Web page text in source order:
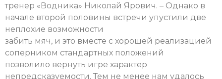
тренер «Водника» Николай Ярович. – Однако в
начале второй половины встречи упустили две
неплохие возможности
забить мяч, и это вместе с хорошей реализацией
соперником стандартных положений
позволило вернуть игре характер
непредсказуемости. Тем не менее нам удалось